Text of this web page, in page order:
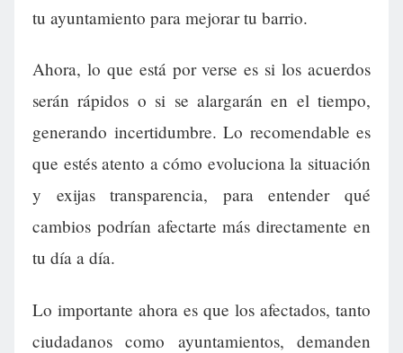
tu ayuntamiento para mejorar tu barrio.
Ahora, lo que está por verse es si los acuerdos
serán rápidos o si se alargarán en el tiempo,
generando incertidumbre. Lo recomendable es
que estés atento a cómo evoluciona la situación
y exijas transparencia, para entender qué
cambios podrían afectarte más directamente en
tu día a día.
Lo importante ahora es que los afectados, tanto
ciudadanos como ayuntamientos, demanden